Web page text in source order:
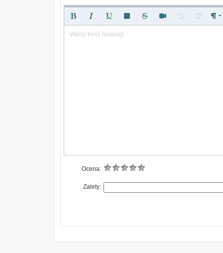
Wpisz treść recenzji
Ocena:
Zalety: